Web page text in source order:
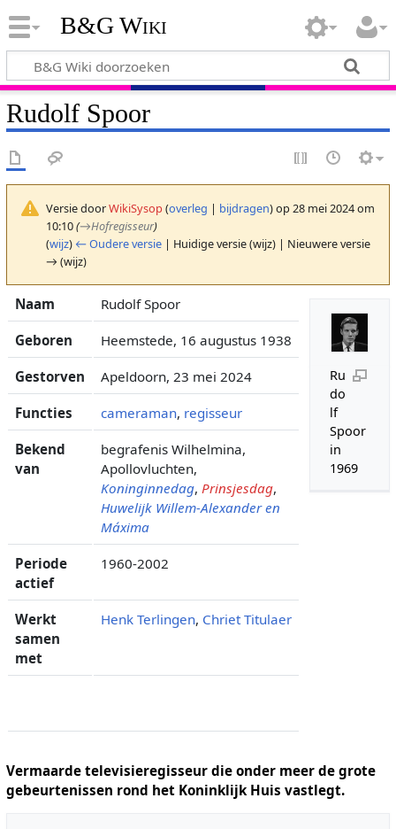
B&G Wiki
Rudolf Spoor
Versie doorWikiSysop (overleg | bijdragen)op 28 mei 2024 om
10:10(→Hofregisseur)
(wijz) ← Oudere versie| Huidige versie (wijz) | Nieuwere versie
→ (wijz)
Ru
do
lf
Spoor
in
1969
Naam Rudolf Spoor
Geboren Heemstede, 16 augustus 1938
Gestorven Apeldoorn, 23 mei 2024
Functies cameraman, regisseur
Bekend
van
begrafenis Wilhelmina,
Apollovluchten,
Koninginnedag, Prinsjesdag,
Huwelijk Willem-Alexander en
Máxima
Periode
actief
1960-2002
Werkt
samen
met
Henk Terlingen, Chriet Titulaer
Vermaarde televisieregisseur die onder meer de grote
gebeurtenissen rond het Koninklijk Huis vastlegt.